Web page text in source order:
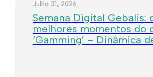
Julho 31, 2026
Semana Digital Gebalis:
melhores momentos do
‘Gamming’ – Dinâmica